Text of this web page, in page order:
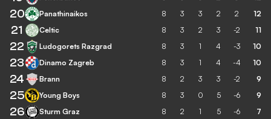
20 Panathinaikos 8 3 3 2 2 12
21 Celtic 8 3 2 3 -2 11
22 Ludogorets Razgrad 8 3 1 4 -3 10
23 Dinamo Zagreb 8 3 1 4 -4 10
24 Brann 8 2 3 3 -2 9
25 Young Boys 8 3 0 5 -6 9
26 Sturm Graz 8 2 1 5 -6 7